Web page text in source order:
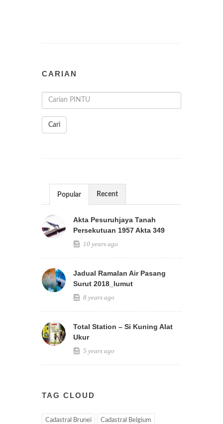
CARIAN
Cari
Popular Recent
Akta Pesuruhjaya Tanah
Persekutuan 1957 Akta 349
10 years ago
Jadual Ramalan Air Pasang
Surut 2018_lumut
8 years ago
Total Station – Si Kuning Alat
Ukur
5 years ago
TAG CLOUD
Cadastral Brunei Cadastral Belgium